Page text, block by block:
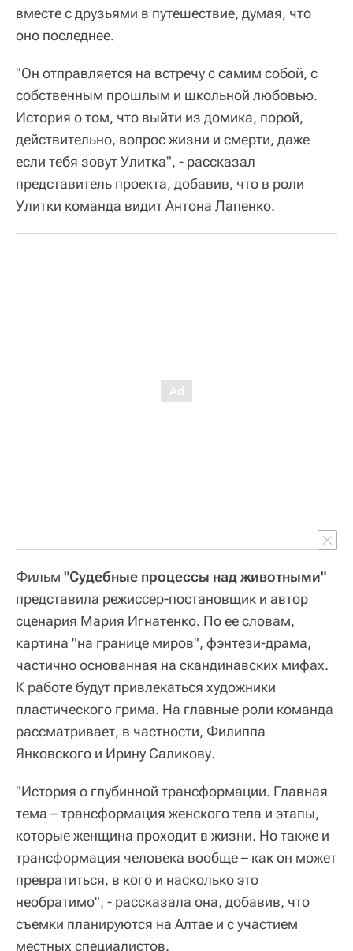
вместе с друзьями в путешествие, думая, что
оно последнее.
"Он отправляется на встречу с самим собой, с
собственным прошлым и школьной любовью.
История о том, что выйти из домика, порой,
действительно, вопрос жизни и смерти, даже
если тебя зовут Улитка", - рассказал
представитель проекта, добавив, что в роли
Улитки команда видит Антона Лапенко.
Фильм "Судебные процессы над животными"
представила режиссер-постановщик и автор
сценария Мария Игнатенко. По ее словам,
картина "на границе миров", фэнтези-драма,
частично основанная на скандинавских мифах.
К работе будут привлекаться художники
пластического грима. На главные роли команда
рассматривает, в частности, Филиппа
Янковского и Ирину Саликову.
"История о глубинной трансформации. Главная
тема – трансформация женского тела и этапы,
которые женщина проходит в жизни. Но также и
трансформация человека вообще – как он может
превратиться, в кого и насколько это
необратимо", - рассказала она, добавив, что
съемки планируются на Алтае и с участием
местных специалистов.